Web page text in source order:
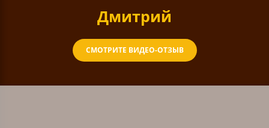
Дмитрий
СМОТРИТЕ ВИДЕО-ОТЗЫВ